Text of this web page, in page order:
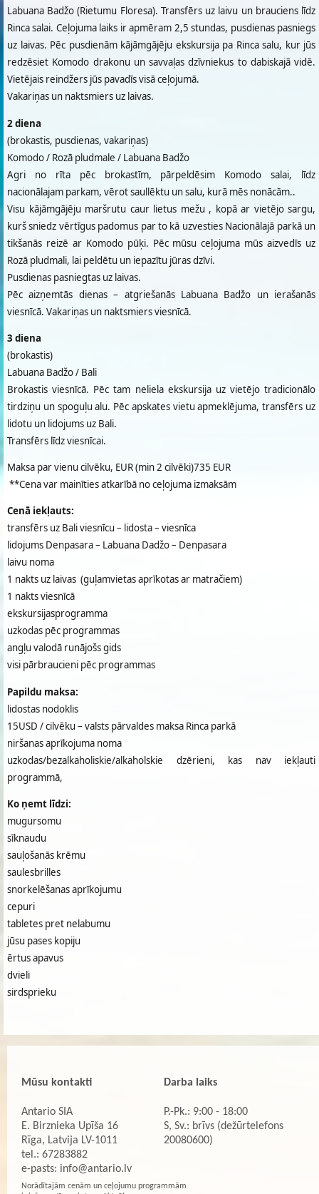
Labuana Badžo (Rietumu Floresa). Transfērs uz laivu un brauciens līdz
Rinca salai. Ceļojuma laiks ir apmēram 2,5 stundas, pusdienas pasniegs
uz laivas. Pēc pusdienām kājāmgājēju ekskursija pa Rinca salu, kur jūs
redzēsiet Komodo drakonu un savvaļas dzīvniekus to dabiskajā vidē.
Vietējais reindžers jūs pavadīs visā ceļojumā.
Vakariņas un naktsmiers uz laivas.
2 diena
(brokastis, pusdienas, vakariņas)
Komodo / Rozā pludmale / Labuana Badžo
Agri no rīta pēc brokastīm, pārpeldēsim Komodo salai, līdz
nacionālajam parkam, vērot saullēktu un salu, kurā mēs nonācām..
Visu kājāmgājēju maršrutu caur lietus mežu , kopā ar vietējo sargu,
kurš sniedz vērtīgus padomus par to kā uzvesties Nacionālajā parkā un
tikšanās reizē ar Komodo pūķi. Pēc mūsu ceļojuma mūs aizvedīs uz
Rozā pludmali, lai peldētu un iepazītu jūras dzīvi.
Pusdienas pasniegtas uz laivas.
Pēc aizņemtās dienas – atgriešanās Labuana Badžo un ierašanās
viesnīcā. Vakariņas un naktsmiers viesnīcā.
3 diena
(brokastis)
Labuana Badžo / Bali
Brokastis viesnīcā. Pēc tam neliela ekskursija uz vietējo tradicionālo
tirdziņu un spoguļu alu. Pēc apskates vietu apmeklējuma, transfērs uz
lidotu un lidojums uz Bali.
Transfērs līdz viesnīcai.
Maksa par vienu cilvēku, EUR (min 2 cilvēki)735 EUR
**Cena var mainīties atkarībā no ceļojuma izmaksām
Cenā iekļauts:
transfērs uz Bali viesnīcu – lidosta – viesnīca
lidojums Denpasara – Labuana Dadžo – Denpasara
laivu noma
1 nakts uz laivas (guļamvietas aprīkotas ar matračiem)
1 nakts viesnīcā
ekskursijasprogramma
uzkodas pēc programmas
angļu valodā runājošs gids
visi pārbraucieni pēc programmas
Papildu maksa:
lidostas nodoklis
15USD / cilvēku – valsts pārvaldes maksa Rinca parkā
niršanas aprīkojuma noma
uzkodas/bezalkaholiskie/alkaholskie dzērieni, kas nav iekļauti
programmā,
Ko ņemt līdzi:
mugursomu
sīknaudu
sauļošanās krēmu
saulesbrilles
snorkelēšanas aprīkojumu
cepuri
tabletes pret nelabumu
jūsu pases kopiju
ērtus apavus
dvieli
sirdsprieku
Mūsu kontakti
Antario SIA
E. Birznieka Upīša 16
Rīga, Latvija LV-1011
tel.: 67283882
e-pasts: info@antario.lv
Darba laiks
P.-Pk.: 9:00 - 18:00
S, Sv.: brīvs (dežūrtelefons
20080600)
Norādītajām cenām un ceļojumu programmām